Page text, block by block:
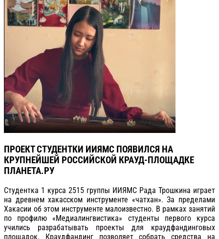
ПРОЕКТ СТУДЕНТКИ ИИЯМС ПОЯВИЛСЯ НА
КРУПНЕЙШЕЙ РОССИЙСКОЙ КРАУД-ПЛОЩАДКЕ
ПЛАНЕТА.РУ
Студентка 1 курса 2515 группы ИИЯМС Рада Трошкина играет
на древнем хакасском инструменте «чатхан». За пределами
Хакасии об этом инструменте малоизвестно. В рамках занятий
по профилю «Медиалингвистика» студенты первого курса
учились разрабатывать проекты для краудфандинговых
площадок. Краудфандинг позволяет собрать средства на